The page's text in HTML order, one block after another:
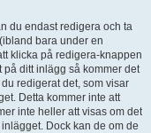
du endast redigera och ta
bara under en
klicka på redigera-knappen
ditt inlägg så kommer det
redigerat det, som visar
Detta kommer inte att
inte heller att visas om det
Dock kan de om de